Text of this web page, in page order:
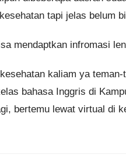
tapi jelas belum
mendaptkan infromasi
kaliam ya
bahasa Inggris di
bertemu lewat virtual di